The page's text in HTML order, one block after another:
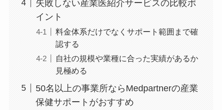
方法3：複数の紹介サービスから見積も
りを取り比較検討する
失敗しない産業医紹介サービスの比較ポ
イント
料金体系だけでなくサポート範囲まで
確認する
自社の規模や業種に合った実績がある
か見極める